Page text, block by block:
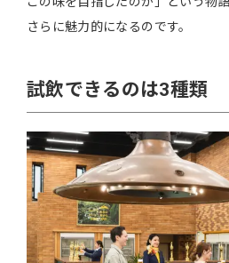
さらに魅力的になるのです。
試飲できるのは3種類